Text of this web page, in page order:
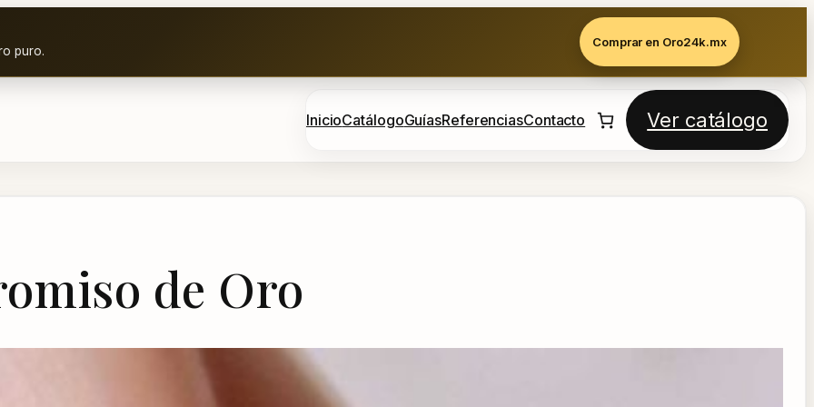
puro.
Comprar en Oro24k.mx
InicioCatálogoGuíasReferenciasContacto Ver catálogo
de Oro